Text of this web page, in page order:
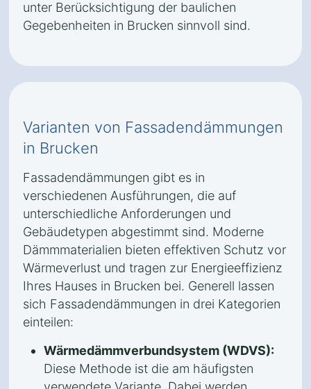
unter Berücksichtigung der baulichen
Gegebenheiten in Brucken sinnvoll sind.
Varianten von Fassadendämmungen
in Brucken
Fassadendämmungen gibt es in
verschiedenen Ausführungen, die auf
unterschiedliche Anforderungen und
Gebäudetypen abgestimmt sind. Moderne
Dämmmaterialien bieten effektiven Schutz vor
Wärmeverlust und tragen zur Energieeffizienz
Ihres Hauses in Brucken bei. Generell lassen
sich Fassadendämmungen in drei Kategorien
einteilen:
Wärmedämmverbundsystem (WDVS):
Diese Methode ist die am häufigsten